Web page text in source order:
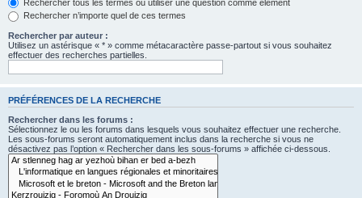
Rechercher tous les termes ou utiliser une question comme élément
Rechercher n’importe quel de ces termes
Rechercher par auteur :
Utilisez un astérisque « * » comme métacaractère passe-partout si vous souhaitez
effectuer des recherches partielles.
PRÉFÉRENCES DE LA RECHERCHE
Rechercher dans les forums :
Sélectionnez le ou les forums dans lesquels vous souhaitez effectuer une recherche.
Les sous-forums seront automatiquement inclus dans la recherche si vous ne
désactivez pas l’option « Rechercher dans les sous-forums » affichée ci-dessous.